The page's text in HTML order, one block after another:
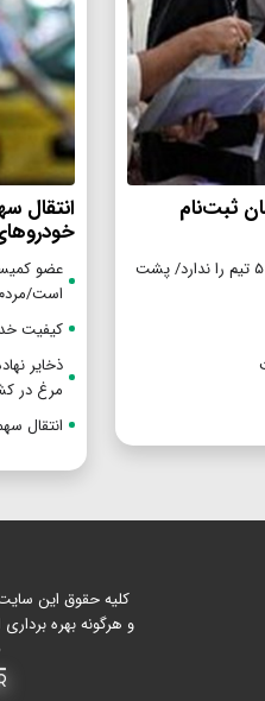
ثبت‌نام
علی عسگری: لیگ ایران پتانسیل برگزاری بیش از ۵ تیم را ندارد/ پشت
انتقال
عضو
است/
کیفیت
مرغ در
انتقال
کلیه حقوق این
و هرگونه بهره